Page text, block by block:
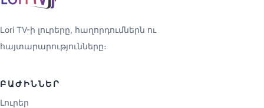
Lori TV-ի լուրերը, հաղորդումներն ու
հայտարարությունները։
ԲԱԺԻՆՆԵՐ
Լուրեր